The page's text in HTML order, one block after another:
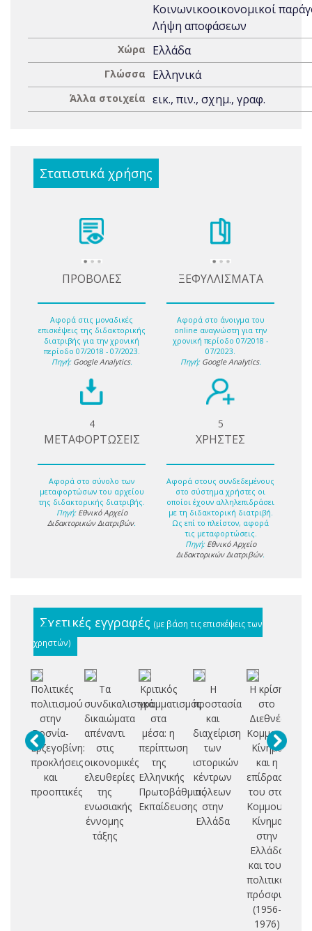
Κοινωνικοοικονομικοί
Λήψη αποφάσεων
Χώρα Ελλάδα
Γλώσσα Ελληνικά
Άλλα στοιχεία εικ., πιν., σχημ., γραφ.
Στατιστικά χρήσης
ΠΡΟΒΟΛΕΣ
Αφορά στις μοναδικές
επισκέψεις της διδακτορικής
διατριβής για την χρονική
περίοδο 07/2018 - 07/2023.
Πηγή: Google Analytics.
ΞΕΦΥΛΛΙΣΜΑΤΑ
Αφορά στο άνοιγμα του
online αναγνώστη για την
χρονική περίοδο 07/2018 -
07/2023.
Πηγή: Google Analytics.
4
ΜΕΤΑΦΟΡΤΩΣΕΙΣ
Αφορά στο σύνολο των
μεταφορτώσων του αρχείου
της διδακτορικής διατριβής.
Πηγή: Εθνικό Αρχείο
Διδακτορικών Διατριβών.
5
ΧΡΗΣΤΕΣ
Αφορά στους συνδεδεμένους
στο σύστημα χρήστες οι
οποίοι έχουν αλληλεπιδράσει
με τη διδακτορική διατριβή.
Ως επί το πλείστον, αφορά
τις μεταφορτώσεις.
Πηγή: Εθνικό Αρχείο
Διδακτορικών Διατριβών.
Σχετικές εγγραφές (με βάση τις επισκέψεις των
χρηστών)
Πολιτικές
πολιτισμού
στην
Βοσνία-
Ερζεγοβίνη:
προκλήσεις
και
προοπτικές
Τα
συνδικαλιστικά
δικαιώματα
απέναντι
στις
οικονομικές
ελευθερίες
της
ενωσιακής
έννομης
τάξης
Κριτικός
γραμματισμός
στα
μέσα: η
περίπτωση
της
Ελληνικής
Πρωτοβάθμιας
Εκπαίδευσης
Η
προστασία
και
διαχείριση
των
ιστορικών
κέντρων
πόλεων
στην
Ελλάδα
Η κρίση
στο
Διεθνές
Κίνημα
και η
επίδρασή
του στο
Κίνημα
στην
Ελλάδα
και τους
πολιτικούς
πρόσφυγες
(1956-
1976)